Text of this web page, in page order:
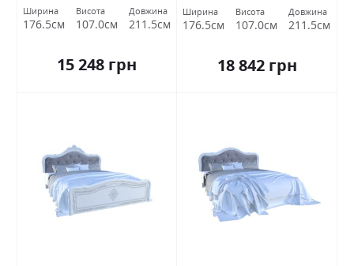
Ширина
176.5см
Висота
107.0см
Довжина
211.5см
15 248 грн
Міромарк
Ширина
176.5см
Висота
107.0см
Довжина
211.5см
18 842 грн